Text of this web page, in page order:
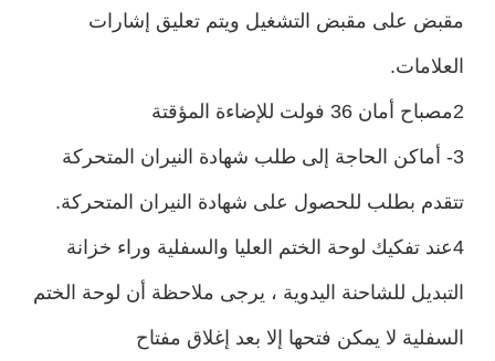
مقبض على مقبض التشغيل ويتم تعليق إشارات
العلامات.
2مصباح أمان 36 فولت للإضاءة المؤقتة
3- أماكن الحاجة إلى طلب شهادة النيران المتحركة
تتقدم بطلب للحصول على شهادة النيران المتحركة.
4عند تفكيك لوحة الختم العليا والسفلية وراء خزانة
التبديل للشاحنة اليدوية ، يرجى ملاحظة أن لوحة الختم
السفلية لا يمكن فتحها إلا بعد إغلاق مفتاح